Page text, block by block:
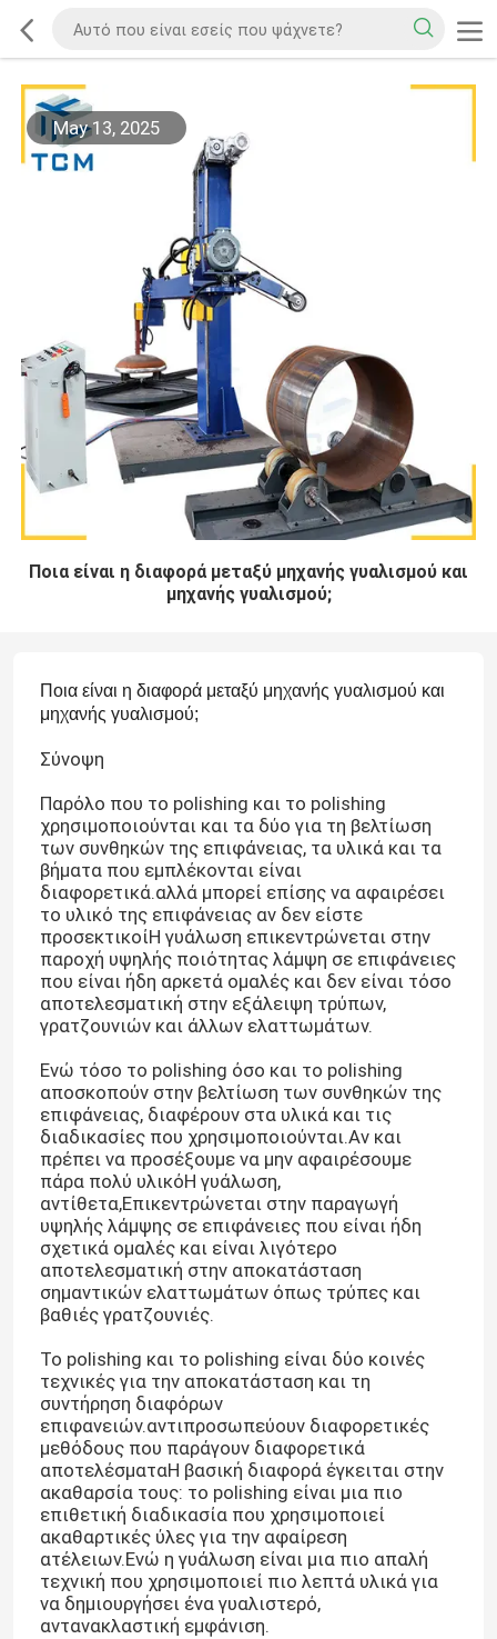
May 13, 2025
Ποια είναι η διαφορά μεταξύ μηχανής γυαλισμού και
μηχανής γυαλισμού;
Ποια είναι η διαφορά μεταξύ μηχανής γυαλισμού και
μηχανής γυαλισμού;
Σύνοψη
Παρόλο που το polishing και το polishing
χρησιμοποιούνται και τα δύο για τη βελτίωση
των συνθηκών της επιφάνειας, τα υλικά και τα
βήματα που εμπλέκονται είναι
διαφορετικά.αλλά μπορεί επίσης να αφαιρέσει
το υλικό της επιφάνειας αν δεν είστε
προσεκτικοίΗ γυάλωση επικεντρώνεται στην
παροχή υψηλής ποιότητας λάμψη σε επιφάνειες
που είναι ήδη αρκετά ομαλές και δεν είναι τόσο
αποτελεσματική στην εξάλειψη τρύπων,
γρατζουνιών και άλλων ελαττωμάτων.
Ενώ τόσο το polishing όσο και το polishing
αποσκοπούν στην βελτίωση των συνθηκών της
επιφάνειας, διαφέρουν στα υλικά και τις
διαδικασίες που χρησιμοποιούνται.Αν και
πρέπει να προσέξουμε να μην αφαιρέσουμε
πάρα πολύ υλικόΗ γυάλωση,
αντίθετα,Επικεντρώνεται στην παραγωγή
υψηλής λάμψης σε επιφάνειες που είναι ήδη
σχετικά ομαλές και είναι λιγότερο
αποτελεσματική στην αποκατάσταση
σημαντικών ελαττωμάτων όπως τρύπες και
βαθιές γρατζουνιές.
Το polishing και το polishing είναι δύο κοινές
τεχνικές για την αποκατάσταση και τη
συντήρηση διαφόρων
επιφανειών.αντιπροσωπεύουν διαφορετικές
μεθόδους που παράγουν διαφορετικά
αποτελέσματαΗ βασική διαφορά έγκειται στην
ακαθαρσία τους: το polishing είναι μια πιο
επιθετική διαδικασία που χρησιμοποιεί
ακαθαρτικές ύλες για την αφαίρεση
ατέλειων.Ενώ η γυάλωση είναι μια πιο απαλή
τεχνική που χρησιμοποιεί πιο λεπτά υλικά για
να δημιουργήσει ένα γυαλιστερό,
αντανακλαστική εμφάνιση.